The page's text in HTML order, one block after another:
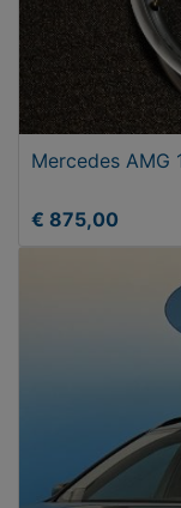
Mercedes AMG
€ 875,00